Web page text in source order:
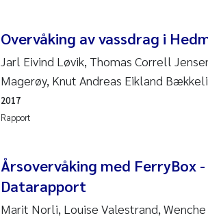
2005 Emmy Falk Nøklebye
Juan Carlos Farias
Chiara Consolaro
Overvåking av vassdrag i
Jarl Eivind Løvik, Thomas Correll
Magerøy, Knut Andreas Eikland
Rapport
2017
Årsovervåking med FerryBox
Datarapport
Marit Norli, Louise Valestrand,